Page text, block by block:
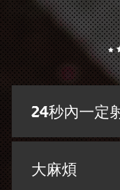
24秒內一定
大麻煩